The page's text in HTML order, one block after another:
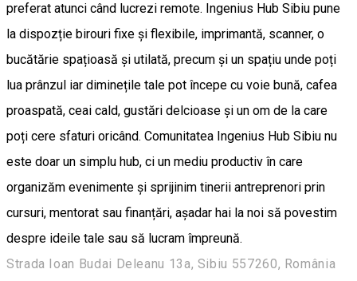
preferat atunci când lucrezi remote. Ingenius Hub Sibiu pune
la dispozție birouri fixe și flexibile, imprimantă, scanner, o
bucătărie spațioasă și utilată, precum și un spațiu unde poți
lua prânzul iar diminețile tale pot începe cu voie bună, cafea
proaspată, ceai cald, gustări delcioase și un om de la care
poți cere sfaturi oricând. Comunitatea Ingenius Hub Sibiu nu
este doar un simplu hub, ci un mediu productiv în care
organizăm evenimente și sprijinim tinerii antreprenori prin
cursuri, mentorat sau finanțări, așadar hai la noi să povestim
despre ideile tale sau să lucram împreună.
Strada Ioan Budai Deleanu 13a, Sibiu 557260, România